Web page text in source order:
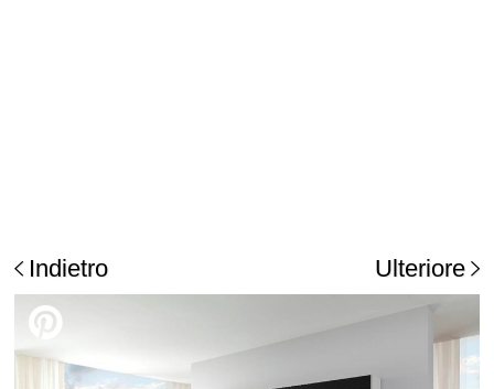
Indietro Ulteriore